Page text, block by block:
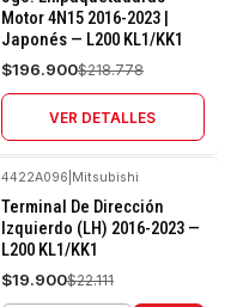
OFF
Agotado
Motor 4N15 2016-2023 |
Japonés — L200 KL1/KK1
$196.900$218.778
VER DETALLES
-10%
OFF
4422A096 Mitsubishi
Terminal De Dirección
Izquierdo (LH) 2016-2023 —
L200 KL1/KK1
$19.900$22.111